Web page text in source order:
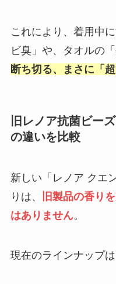
これにより、着用中
ビ臭」や、タオルの
断ち切る、まさに「
旧レノア抗菌ビー
の違いを比較
新しい「レノア クエ
りは、
旧製品の香り
はありません。
現在のラインナップは